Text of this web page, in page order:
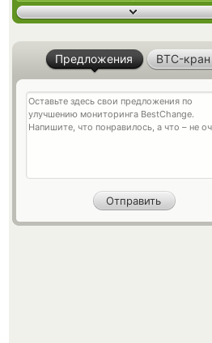
Предложения BTC-кран